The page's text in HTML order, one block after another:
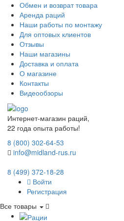
Обмен и возврат товара
Аренда раций
Наши работы по монтажу
Для оптовых клиентов
Отзывы
Наши магазины
Доставка и оплата
О магазине
Контакты
Видеообзоры
Интернет-магазин раций,
22 года опыта работы!
8 (800) 302-64-53
info@midland-rus.ru
8 (499) 372-18-28
Войти
Регистрация
Все товары